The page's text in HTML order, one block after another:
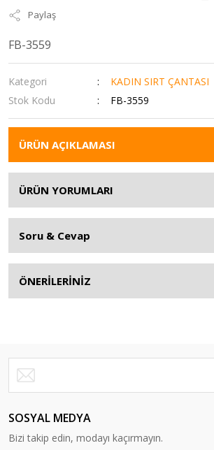
Paylaş
FB-3559
Kategori
KADIN SIRT ÇANTASI
Stok Kodu
FB-3559
ÜRÜN AÇIKLAMASI
ÜRÜN YORUMLARI
Soru & Cevap
ÖNERİLERİNİZ
SOSYAL MEDYA
Bizi takip edin, modayı kaçırmayın.